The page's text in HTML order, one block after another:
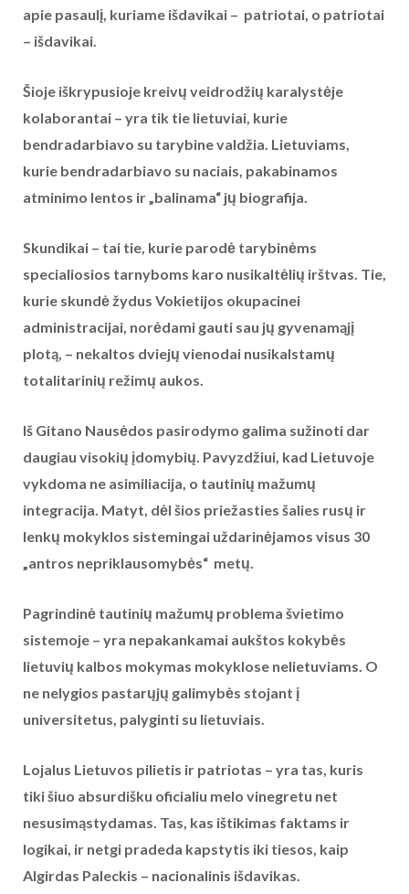
apie pasaulį, kuriame išdavikai – patriotai, o patriotai
– išdavikai.
Šioje iškrypusioje kreivų veidrodžių karalystėje
kolaborantai – yra tik tie lietuviai, kurie
bendradarbiavo su tarybine valdžia. Lietuviams,
kurie bendradarbiavo su naciais, pakabinamos
atminimo lentos ir „balinama“ jų biografija.
Skundikai – tai tie, kurie parodė tarybinėms
specialiosios tarnyboms karo nusikaltėlių irštvas. Tie,
kurie skundė žydus Vokietijos okupacinei
administracijai, norėdami gauti sau jų gyvenamąjį
plotą, – nekaltos dviejų vienodai nusikalstamų
totalitarinių režimų aukos.
Iš Gitano Nausėdos pasirodymo galima sužinoti dar
daugiau visokių įdomybių. Pavyzdžiui, kad Lietuvoje
vykdoma ne asimiliacija, o tautinių mažumų
integracija. Matyt, dėl šios priežasties šalies rusų ir
lenkų mokyklos sistemingai uždarinėjamos visus 30
„antros nepriklausomybės“ metų.
Pagrindinė tautinių mažumų problema švietimo
sistemoje – yra nepakankamai aukštos kokybės
lietuvių kalbos mokymas mokyklose nelietuviams. O
ne nelygios pastarųjų galimybės stojant į
universitetus, palyginti su lietuviais.
Lojalus Lietuvos pilietis ir patriotas – yra tas, kuris
tiki šiuo absurdišku oficialiu melo vinegretu net
nesusimąstydamas. Tas, kas ištikimas faktams ir
logikai, ir netgi pradeda kapstytis iki tiesos, kaip
Algirdas Paleckis – nacionalinis išdavikas.